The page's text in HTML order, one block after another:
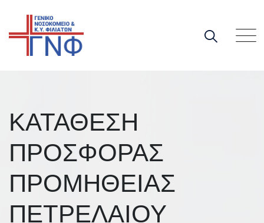
content
ΚΑΤΑΘΕΣΗ
ΠΡΟΣΦΟΡΑΣ
ΠΡΟΜΗΘΕΙΑΣ
ΠΕΤΡΕΛΑΙΟΥ